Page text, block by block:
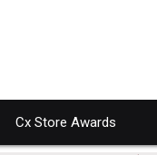
Cx Store Awards